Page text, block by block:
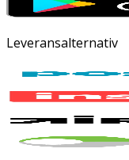
Leveransalternativ